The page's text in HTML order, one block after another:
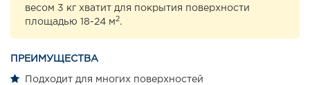
весом 3 кг хватит для покрытия поверхности
площадью 18-24 м 2.
ПРЕИМУЩЕСТВА
Подходит для многих поверхностей